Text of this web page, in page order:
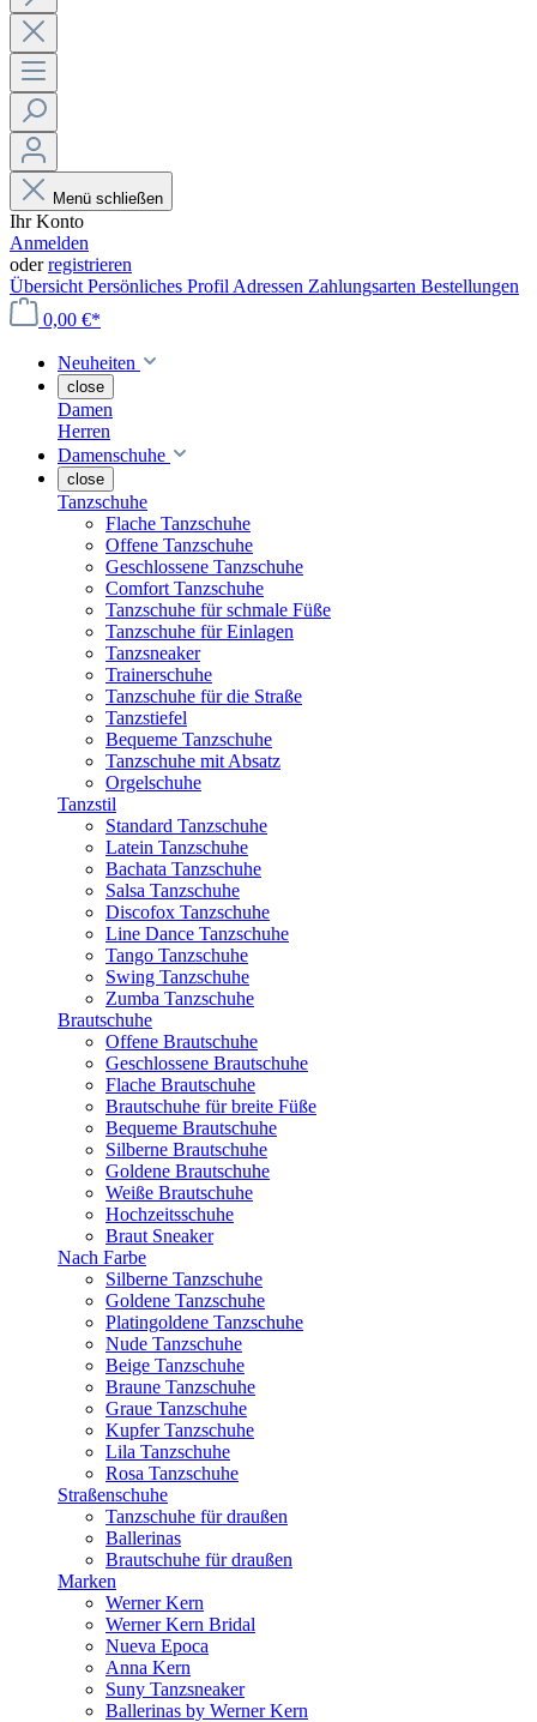
Menü schließen
Ihr Konto
Anmelden
oderregistrieren
Übersicht Persönliches Profil Adressen Zahlungsarten Bestellungen
0,00 €*
Neuheiten
close
Damen
Herren
Damenschuhe
close
Tanzschuhe
Flache Tanzschuhe
Offene Tanzschuhe
Geschlossene Tanzschuhe
Comfort Tanzschuhe
Tanzschuhe für schmale Füße
Tanzschuhe für Einlagen
Tanzsneaker
Trainerschuhe
Tanzschuhe für die Straße
Tanzstiefel
Bequeme Tanzschuhe
Tanzschuhe mit Absatz
Orgelschuhe
Tanzstil
Standard Tanzschuhe
Latein Tanzschuhe
Bachata Tanzschuhe
Salsa Tanzschuhe
Discofox Tanzschuhe
Line Dance Tanzschuhe
Tango Tanzschuhe
Swing Tanzschuhe
Zumba Tanzschuhe
Brautschuhe
Offene Brautschuhe
Geschlossene Brautschuhe
Flache Brautschuhe
Brautschuhe für breite Füße
Bequeme Brautschuhe
Silberne Brautschuhe
Goldene Brautschuhe
Weiße Brautschuhe
Hochzeitsschuhe
Braut Sneaker
Nach Farbe
Silberne Tanzschuhe
Goldene Tanzschuhe
Platingoldene Tanzschuhe
Nude Tanzschuhe
Beige Tanzschuhe
Braune Tanzschuhe
Graue Tanzschuhe
Kupfer Tanzschuhe
Lila Tanzschuhe
Rosa Tanzschuhe
Straßenschuhe
Tanzschuhe für draußen
Ballerinas
Brautschuhe für draußen
Marken
Werner Kern
Werner Kern Bridal
Nueva Epoca
Anna Kern
Suny Tanzsneaker
Ballerinas by Werner Kern